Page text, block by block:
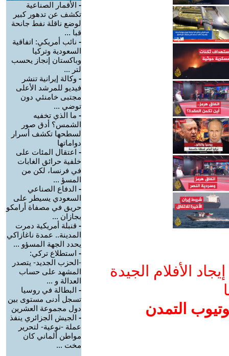
الأفلام الجيدة
التمدن
- الأقمار الصناعية
تكشف عن تدهور كبير
لوضع ناقلة نفط جانحة
قبا ...
- نائب أمريكي: اتفاقية
السعودية وتركيا
وباكستان إنجاز يحسب
لتر ...
- وكالة إيرانية تنشر
فيديو للمرشد الأعلى
مجتبى خامنئي دون
توضي ...
- ما الذي تخفيه
الشمس؟ أدق صور
لسطحها تكشف أسرار
دواماتها
- اعتقال المئات على
خلفية حرائق الغابات
في فرنسا، لكن من
المسؤ ...
- الدفاع الصناعي
السعودي يسيطر على
حريق في مصفاة أرامكو
بجازان ...
- قنبلة أمريكية دمرت
المدينة.. عمدة ناغازاكي
يحدد الجهة المسؤو ...
- استطلاع تركي:
-الحزب الجديد- يتصدر
المشهد على حساب
العدالة و ...
- البطالة في روسيا
تسجل أدنى مستوى بين
دول مجموعة العشرين
- الجيش الجزائري ينفذ
عملة -نوعية- لتحرير
مواطن ألماني كان
مخت ...